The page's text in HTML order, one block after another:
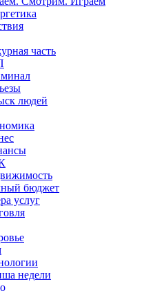
часть
людей
бюджет
услуг
недели